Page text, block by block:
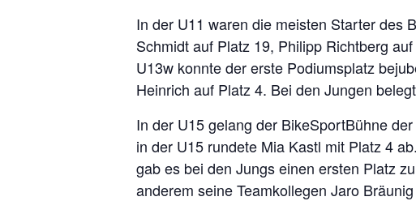
In der U11 waren die meisten Starter des
Schmidt auf Platz 19, Philipp Richtberg
U13w konnte der erste Podiumsplatz
Heinrich auf Platz 4. Bei den Jungen
In der U15 gelang der BikeSportBühne
in der U15 rundete Mia Kastl mit Platz 4
gab es bei den Jungs einen ersten Platz
anderem seine Teamkollegen Jaro